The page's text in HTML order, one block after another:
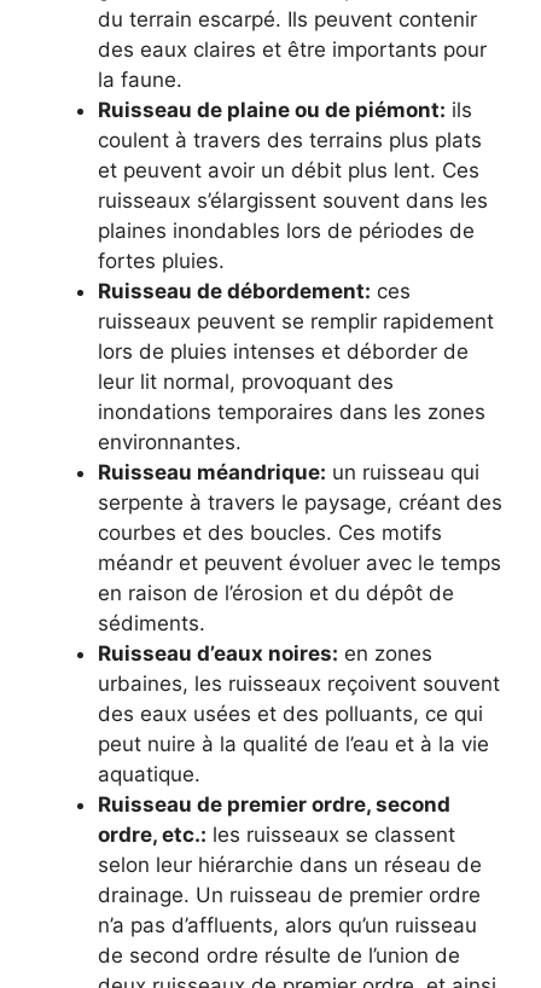
du terrain escarpé. Ils peuvent contenir
des eaux claires et être importants pour
la faune.
Ruisseau de plaine ou de piémont: ils
coulent à travers des terrains plus plats
et peuvent avoir un débit plus lent. Ces
ruisseaux s’élargissent souvent dans les
plaines inondables lors de périodes de
fortes pluies.
Ruisseau de débordement: ces
ruisseaux peuvent se remplir rapidement
lors de pluies intenses et déborder de
leur lit normal, provoquant des
inondations temporaires dans les zones
environnantes.
Ruisseau méandrique: un ruisseau qui
serpente à travers le paysage, créant des
courbes et des boucles. Ces motifs
méandr et peuvent évoluer avec le temps
en raison de l’érosion et du dépôt de
sédiments.
Ruisseau d’eaux noires: en zones
urbaines, les ruisseaux reçoivent souvent
des eaux usées et des polluants, ce qui
peut nuire à la qualité de l’eau et à la vie
aquatique.
Ruisseau de premier ordre, second
ordre, etc.: les ruisseaux se classent
selon leur hiérarchie dans un réseau de
drainage. Un ruisseau de premier ordre
n’a pas d’affluents, alors qu’un ruisseau
de second ordre résulte de l’union de